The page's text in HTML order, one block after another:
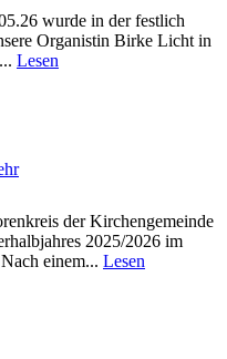
wurde in der festlich
Organistin Birke Licht in
Lesen
der Kirchengemeinde
2025/2026 im
einem... Lesen